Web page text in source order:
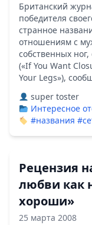
Британский
победителя
странное
отношениям с
собственных
(«If You Want
Your Legs»),
super toster
Интересное
#названия
Рецензия
любви как
хороши»
25 марта 2008